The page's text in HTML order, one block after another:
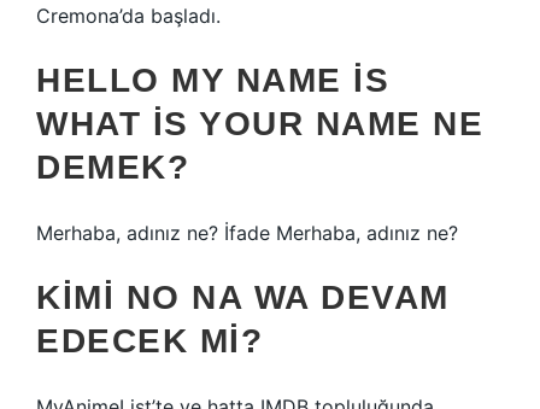
Cremona’da başladı.
HELLO MY NAME IS
WHAT IS YOUR NAME NE
DEMEK?
Merhaba, adınız ne? İfade Merhaba, adınız ne?
KIMI NO NA WA DEVAM
EDECEK MI?